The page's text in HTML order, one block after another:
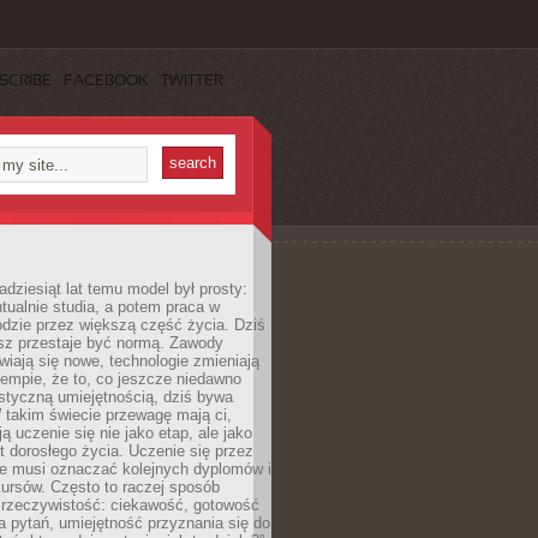
FACEBOOK TWITTER
lat temu model był prosty:
studia, a potem praca w
przez większą część życia. Dziś
przestaje być normą. Zawody
się nowe, technologie zmieniają
że to, co jeszcze niedawno
umiejętnością, dziś bywa
takim świecie przewagę mają ci,
uczenie się nie jako etap, ale jako
dorosłego życia. Uczenie się przez
musi oznaczać kolejnych dyplomów i
Często to raczej sposób
ciekawość, gotowość
pytań, umiejętność przyznania się do